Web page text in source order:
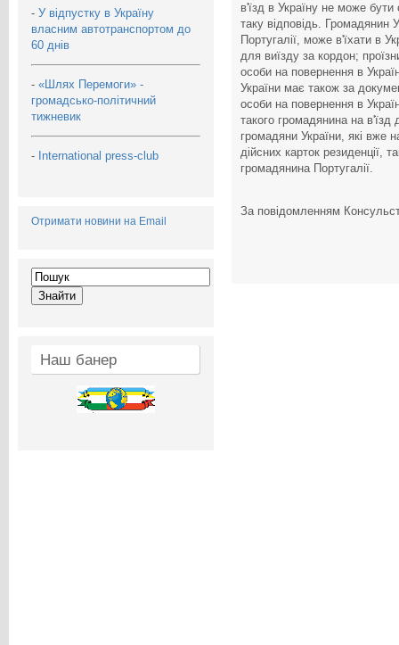
- У відпустку в Україну
власним автотранспортом до
60 днів
- «Шлях Перемоги» -
громадсько-політичний
тижневик
- International press-club
Отримати новини на Email
Наш банер
в'їзд в Україну не може
таку відповідь. Громадянин
Португалії, може в'їхати в
для виїзду за кордон;
особи на повернення в
України має також за
особи на повернення в
такого громадянина на
громадяни України, які вже
дійсних карток резиденції,
громадянина Португалії.
За повідомленням